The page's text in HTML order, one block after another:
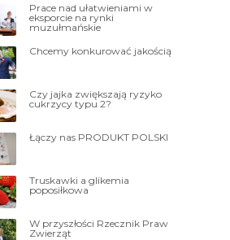
Prace nad ułatwieniami w
eksporcie na rynki
muzułmańskie
Chcemy konkurować jakością
Czy jajka zwiększają ryzyko
cukrzycy typu 2?
Łączy nas PRODUKT POLSKI
Truskawki a glikemia
poposiłkowa
W przyszłości Rzecznik Praw
Zwierząt